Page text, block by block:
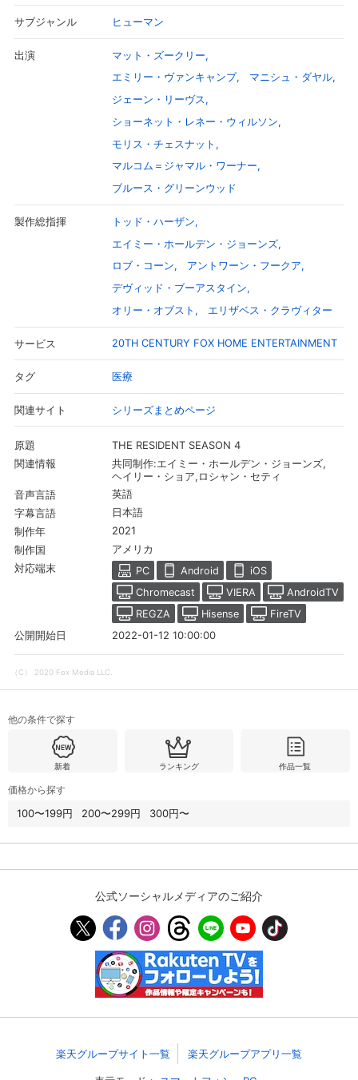
サブジャンル ヒューマン
出演
マット・ズークリー
エミリー・ヴァンキャンプ
マニシュ・ダヤル
ジェーン・リーヴス
ショーネット・レネー・ウィルソン
モリス・チェスナット
マルコム＝ジャマル・ワーナー
ブルース・グリーンウッド
製作総指揮
トッド・ハーザン
エイミー・ホールデン・ジョーンズ
ロブ・コーン
アントワーン・フークア
デヴィッド・ブーアスタイン
オリー・オブスト
エリザベス・クラヴィター
サービス 20TH CENTURY FOX HOME ENTERTAINMENT
タグ 医療
関連サイト シリーズまとめページ
原題 THE RESIDENT SEASON 4
関連情報
共同制作:エイミー・ホールデン・ジョーンズ,
ヘイリー・ショア,ロシャン・セティ
音声言語 英語
字幕言語 日本語
制作年 2021
制作国 アメリカ
対応端末 PC Android
iOS
Chromecast
VIERA
AndroidTV
REGZA
Hisense
FireTV
公開開始日
2022-01-12 10:00:00
（C） 2020 Fox Media LLC.
他の条件で探す
新着 ランキング 作品一覧
価格から探す
100〜199円 200〜299円 300円〜
公式ソーシャルメディアのご紹介
楽天グループサイト一覧 楽天グループアプリ一覧